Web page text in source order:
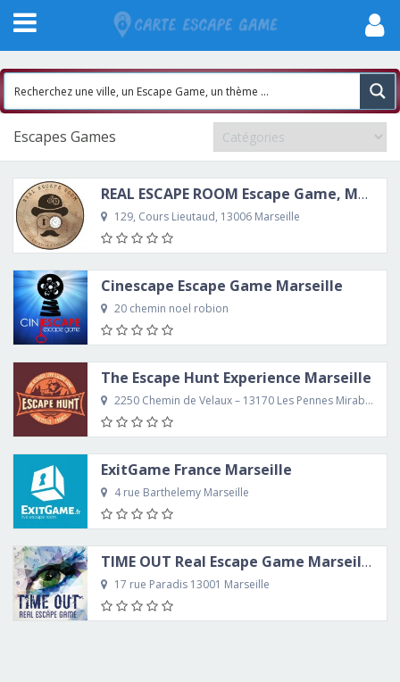
Escapes Games
REAL ESCAPE ROOM Escape Game, Marseille
129, Cours Lieutaud, 13006 Marseille
Cinescape Escape Game Marseille
20 chemin noel robion
The Escape Hunt Experience Marseille
2250 Chemin de Velaux – 13170 Les Pennes Mirabeau
ExitGame France Marseille
4 rue Barthelemy Marseille
TIME OUT Real Escape Game Marseille
17 rue Paradis 13001 Marseille